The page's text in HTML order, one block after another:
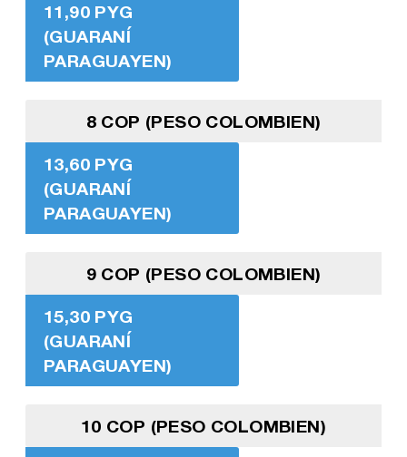
11,90 PYG
(GUARANÍ
PARAGUAYEN)
8 COP (PESO COLOMBIEN)
13,60 PYG
(GUARANÍ
PARAGUAYEN)
9 COP (PESO COLOMBIEN)
15,30 PYG
(GUARANÍ
PARAGUAYEN)
10 COP (PESO COLOMBIEN)